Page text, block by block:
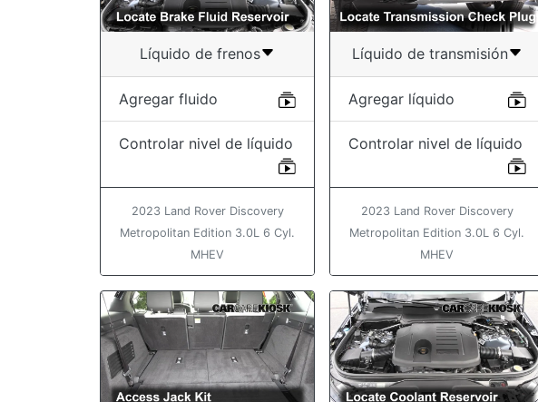
Líquido de frenos
Agregar fluido
Controlar nivel de líquido
2023 Land Rover Discovery
Metropolitan Edition 3.0L 6 Cyl.
MHEV
Líquido de transmisión
Agregar líquido
Controlar nivel de líquido
2023 Land Rover Discovery
Metropolitan Edition 3.0L 6 Cyl.
MHEV